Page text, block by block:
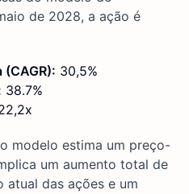
de 2028, a ação é
30,5%
38.7%
modelo estima um preço-
um aumento total de
atual das ações e um